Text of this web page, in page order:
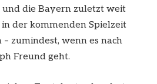
die Bayern zuletzt weit
der kommenden Spielzeit
zumindest, wenn es nach
Freund geht.